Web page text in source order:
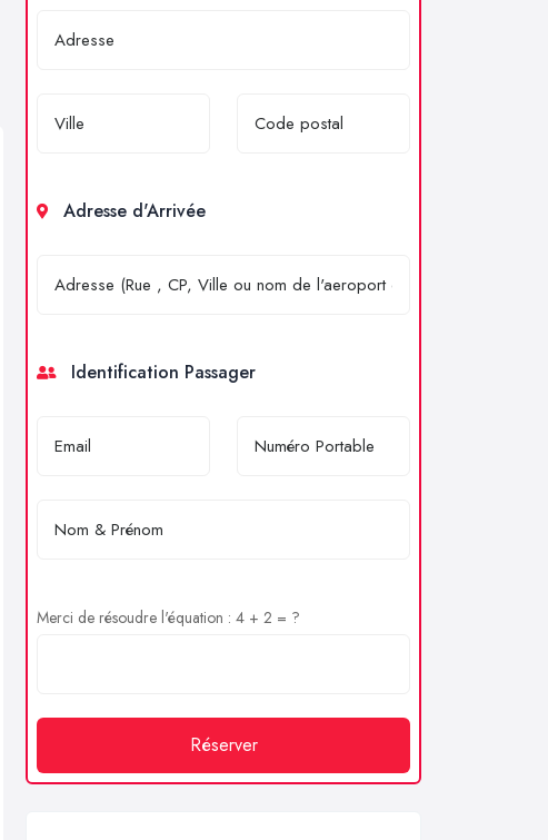
Adresse d'Arrivée
Identification Passager
Merci de résoudre l'équation : 4 + 2 = ?
Réserver